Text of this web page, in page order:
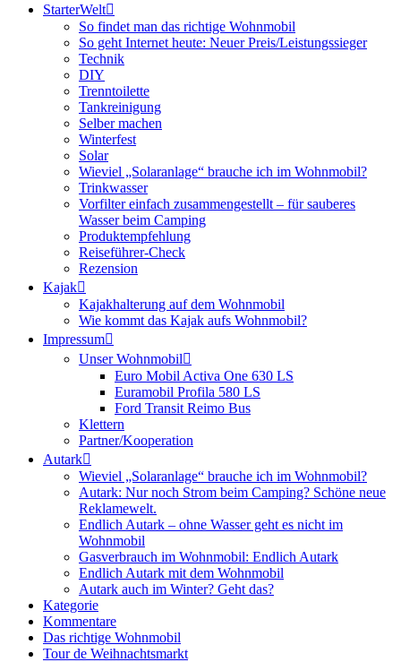
StarterWelt
So findet man das richtige Wohnmobil
So geht Internet heute: Neuer Preis/Leistungssieger
Technik
DIY
Trenntoilette
Tankreinigung
Selber machen
Winterfest
Solar
Wieviel „Solaranlage“ brauche ich im Wohnmobil?
Trinkwasser
Vorfilter einfach zusammengestellt – für sauberes
Wasser beim Camping
Produktempfehlung
Reiseführer-Check
Rezension
Kajak
Kajakhalterung auf dem Wohnmobil
Wie kommt das Kajak aufs Wohnmobil?
Impressum
Unser Wohnmobil
Euro Mobil Activa One 630 LS
Euramobil Profila 580 LS
Ford Transit Reimo Bus
Klettern
Partner/Kooperation
Autark
Wieviel „Solaranlage“ brauche ich im Wohnmobil?
Autark: Nur noch Strom beim Camping? Schöne neue
Reklamewelt.
Endlich Autark – ohne Wasser geht es nicht im
Wohnmobil
Gasverbrauch im Wohnmobil: Endlich Autark
Endlich Autark mit dem Wohnmobil
Autark auch im Winter? Geht das?
Kategorie
Kommentare
Das richtige Wohnmobil
Tour de Weihnachtsmarkt